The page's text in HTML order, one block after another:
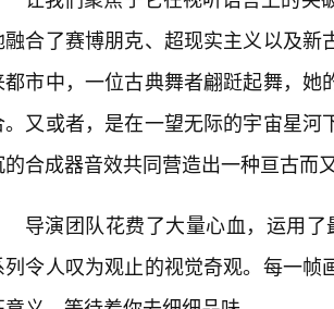
融合了赛博朋克、超现实主义以及
都市中，一位古典舞者翩跹起舞，
。又或者，是在一望无际的宇宙星
的合成器音效共同营造出一种亘古而
导演团队花费了大量心血，运用
列令人叹为观止的视觉奇观。每一